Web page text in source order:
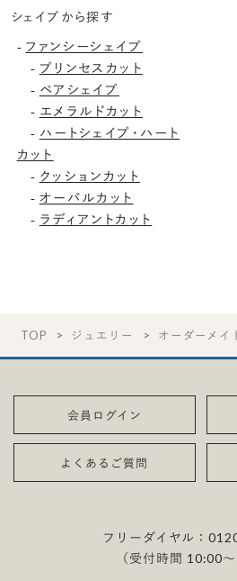
シェイプから探す
- ファンシーシェイプ
- プリンセスカット
- ペアシェイプ
- エメラルドカット
- ハートシェイプ・ハート
カット
- クッションカット
- オーバルカット
- ラディアントカット
TOP ジュエリー オーダーメイ
会員ログイン
よくあるご質問
フリーダイヤル：
（受付時間 10:00